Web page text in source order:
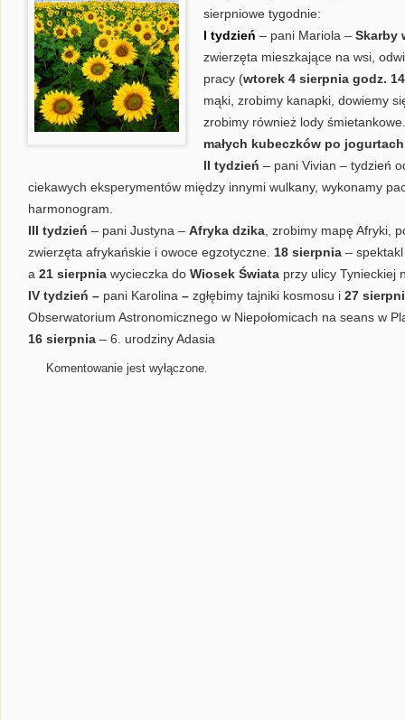
sierpniowe tygodnie:
I tydzień – pani Mariola – Skarby
zwierzęta mieszkające na wsi,
pracy (wtorek 4 sierpnia godz. 14
mąki, zrobimy kanapki, dowiemy
zrobimy również lody
małych kubeczków po
II tydzień – pani Vivian – tydzień
ciekawych eksperymentów między innymi wulkany, wykonamy
harmonogram.
III tydzień – pani Justyna – Afryka dzika , zrobimy mapę Afryki,
zwierzęta afrykańskie i owoce egzotyczne. 18 sierpnia –
a 21 sierpnia wycieczka do Wiosek Świata przy ulicy Tynieckiej
IV tydzień – pani Karolina – zgłębimy tajniki kosmosu i 27
Obserwatorium Astronomicznego w Niepołomicach na seans w
16 sierpnia – 6. urodziny Adasia
Komentowanie jest wyłączone.